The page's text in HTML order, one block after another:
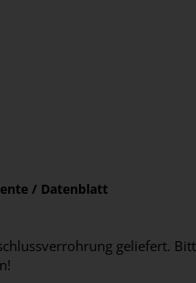
/ Datenblatt
geliefert.